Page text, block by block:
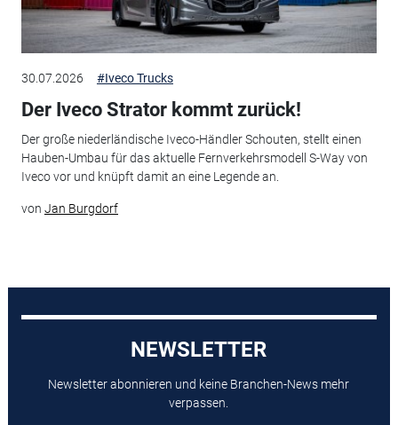
30.07.2026 #Iveco Trucks
Der Iveco Strator kommt zurück!
Der große niederländische Iveco-Händler Schouten, stellt einen
Hauben-Umbau für das aktuelle Fernverkehrsmodell S-Way von
Iveco vor und knüpft damit an eine Legende an.
von Jan Burgdorf
NEWSLETTER
Newsletter abonnieren und keine Branchen-News mehr
verpassen.